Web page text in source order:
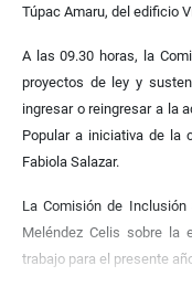
Túpac Amaru, del edificio
A las 09.30 horas, la
proyectos de ley y
ingresar o reingresar a la
Popular a iniciativa de la
Fabiola Salazar.
La Comisión de
Meléndez Celis sobre la
trabajo para el presente